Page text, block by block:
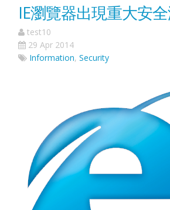
IE瀏覽器出現重大安
test10
29 Apr 2014
Information, Security